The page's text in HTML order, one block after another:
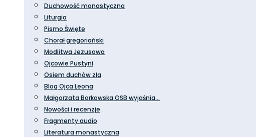
Duchowość monastyczna
Liturgia
Pismo Święte
Chorał gregoriański
Modlitwa Jezusowa
Ojcowie Pustyni
Osiem duchów zła
Blog Ojca Leona
Małgorzata Borkowska OSB wyjaśnia…
Nowości i recenzje
Fragmenty audio
Literatura monastyczna